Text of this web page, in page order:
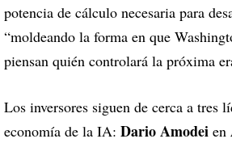
potencia de cálculo necesaria para
“moldeando la forma en que
piensan quién controlará la próxima
Los inversores siguen de cerca a tres
economía de la IA: Dario Amodei en